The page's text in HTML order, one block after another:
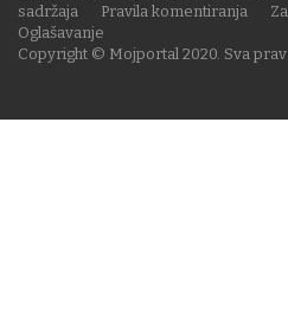
Copyright © Mojportal 2020. Sva
sadržaja
Pravila komentiranja
Oglašavanje